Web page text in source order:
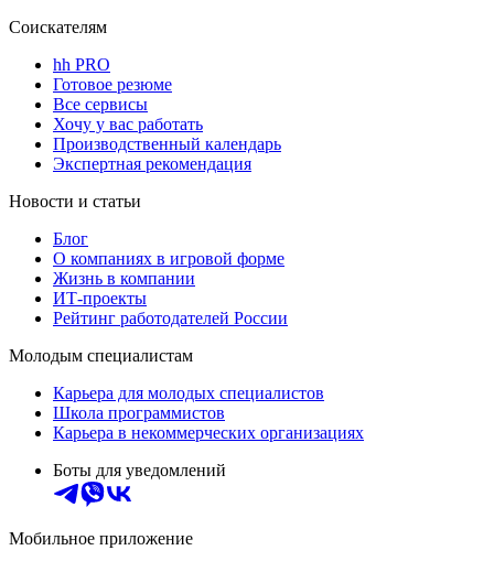
Соискателям
hh PRO
Готовое резюме
Все сервисы
Хочу у вас работать
Производственный календарь
Экспертная рекомендация
Новости и статьи
Блог
О компаниях в игровой форме
Жизнь в компании
ИТ-проекты
Рейтинг работодателей России
Молодым специалистам
Карьера для молодых специалистов
Школа программистов
Карьера в некоммерческих организациях
Боты для уведомлений
Мобильное приложение